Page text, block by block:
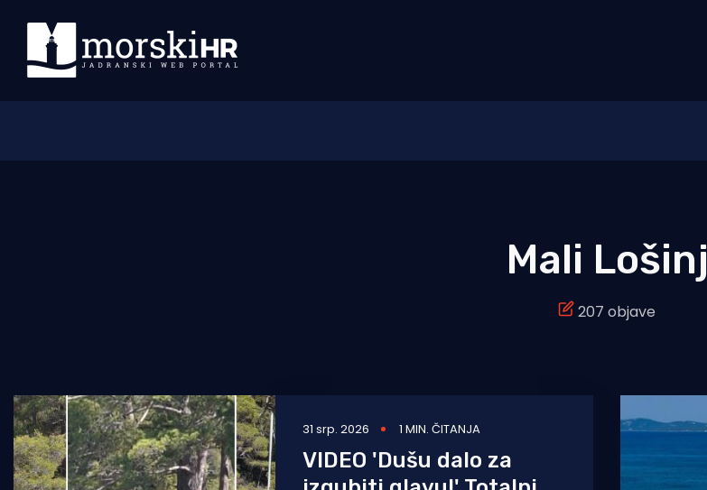
Turizam i nautika
Pomorstvo
Ribolov
Mali Lošinj
207 objave
31 srp. 2026 1 MIN. ČITANJA
VIDEO 'Dušu dalo za